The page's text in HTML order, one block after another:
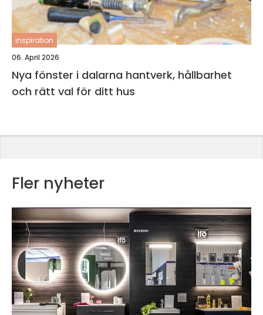
inspiration
06. April 2026
Nya fönster i dalarna hantverk, hållbarhet
och rätt val för ditt hus
Fler nyheter